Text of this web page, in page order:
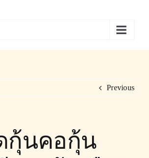
Previous
กุ้นคอกุ้น